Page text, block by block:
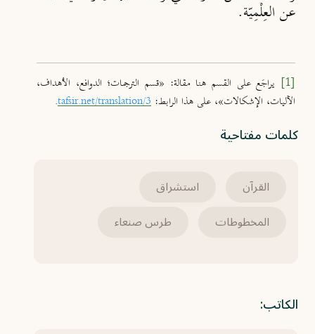
عن العِلْمِيّة.
[1]
يراجَع على القسم هنا مقالة: «قسم الترجمات؛ الدوافع، الأهداف،
الآليات، الإشكالات»، على هذا الرابط: tafsir.net/translation/3
.
كلمات مفتاحية
القرآن
استشراق
المخطوطات
طرس صنعاء
الكاتب: